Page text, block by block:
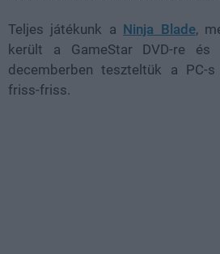
Teljes játékunk a Ninja Blade,
került a GameStar DVD-re
decemberben teszteltük a PC-
friss-friss.